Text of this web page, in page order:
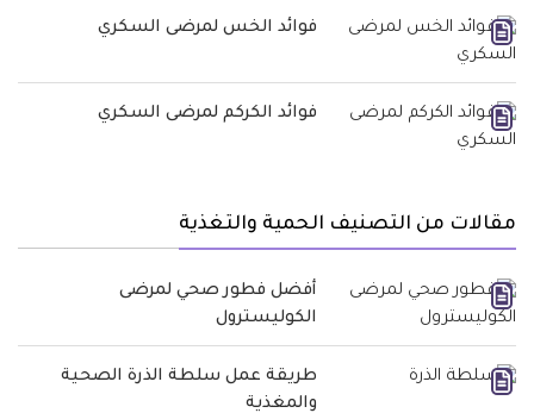
فوائد الخس لمرضى السكري
فوائد الكركم لمرضى السكري
مقالات من التصنيف الحمية والتغذية
أفضل فطور صحي لمرضى
الكوليسترول
طريقة عمل سلطة الذرة الصحية
والمغذية